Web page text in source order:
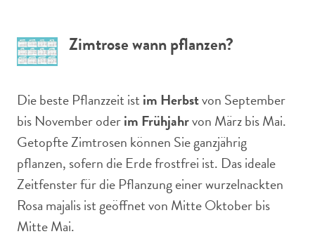
Zimtrose wann pflanzen?
Die beste Pflanzzeit ist im Herbstvon September
bis November oderim Frühjahrvon März bis Mai.
Getopfte Zimtrosen können Sie ganzjährig
pflanzen, sofern die Erde frostfrei ist. Das ideale
Zeitfenster für die Pflanzung einer wurzelnackten
Rosa majalis ist geöffnet von Mitte Oktober bis
Mitte Mai.